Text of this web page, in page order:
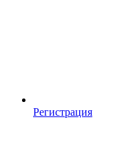
Регистрация